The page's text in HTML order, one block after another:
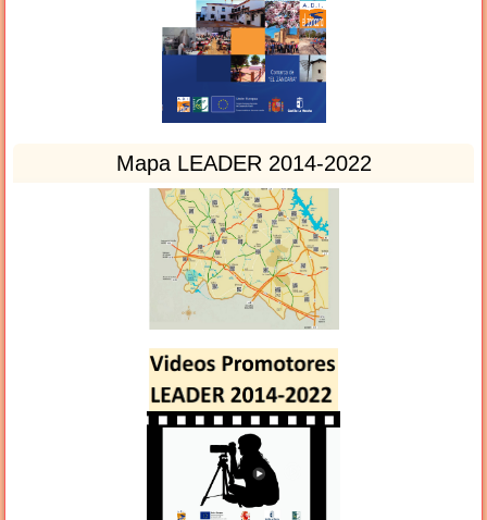
Mapa LEADER 2014-2022